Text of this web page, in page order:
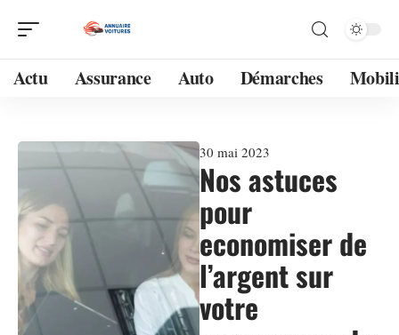
Actu Assurance Auto Démarches
30 mai 2023
Nos astuces
pour
economiser de
l’argent sur
votre